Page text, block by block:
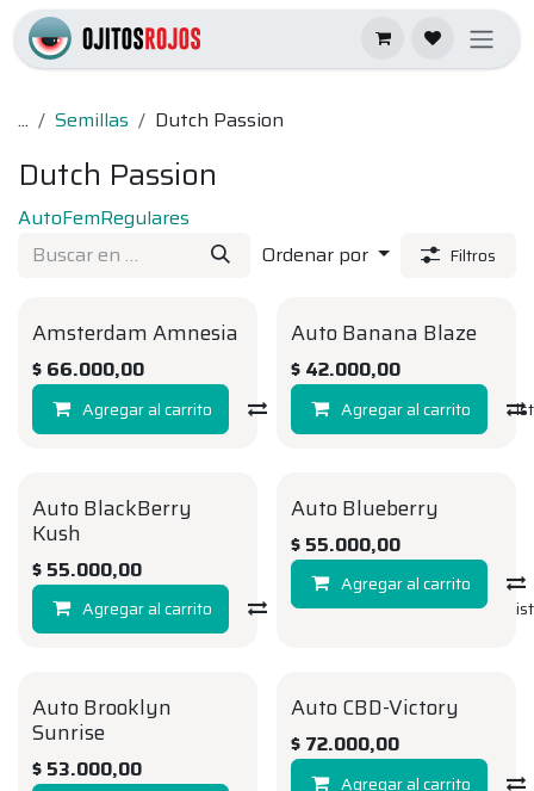
Ir al contenido
... Semillas Dutch Passion
Dutch Passion
AutoFemRegulares
Ordenar por
Filtros
FEM
Amsterdam Amnesia
$ 66.000,00
Agregar al carrito Compara Agregar a la
AUTO
Auto Banana Blaze
$ 42.000,00
Agregar al carrito
AUTO
Auto BlackBerry
Kush
$ 55.000,00
Agregar al carrito Compara Agregar a la
AUTO
Auto Blueberry
$ 55.000,00
Agregar al carrito
AUTO
Auto Brooklyn
Sunrise
$ 53.000,00
AUTO
Auto CBD-Victory
$ 72.000,00
Agregar al carrito